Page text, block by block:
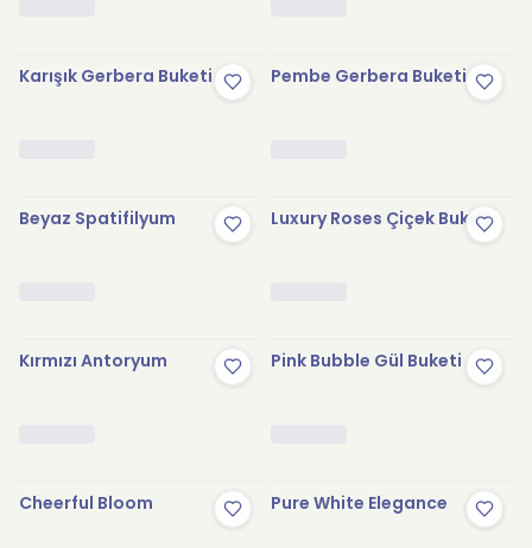
Karışık Gerbera Buketi Pembe Gerbera Buketi
Beyaz Spatifilyum Luxury Roses Çiçek Buketi
Kırmızı Antoryum Pink Bubble Gül Buketi
Cheerful Bloom Pure White Elegance